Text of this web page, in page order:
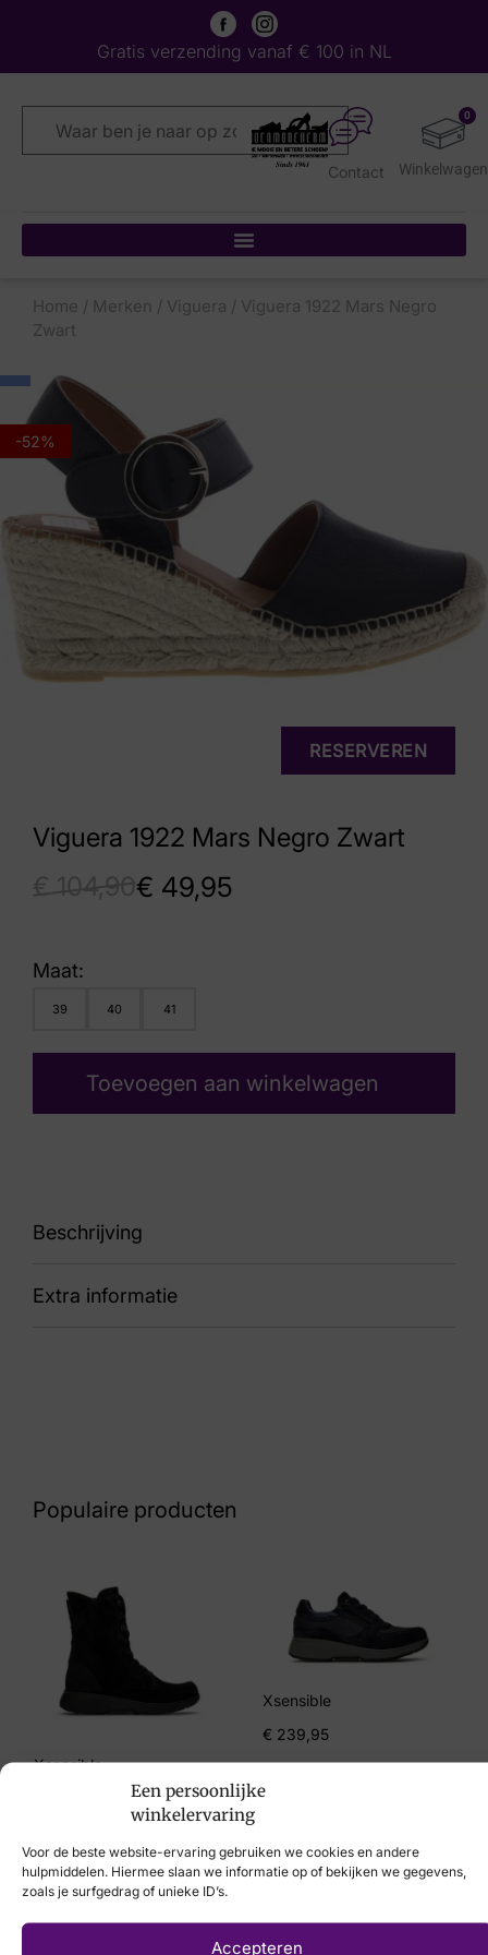
Een persoonlijke
winkelervaring
Voor de beste website-ervaring gebruiken we cookies en andere
hulpmiddelen. Hiermee slaan we informatie op of bekijken we gegevens,
zoals je surfgedrag of unieke ID’s.
Accepteren
Gratis verzending vanaf € 100 in NL
0
Contact
Home / Merken / Viguera / Viguera 1922 Mars Negro
Zwart
-52%
Viguera 1922 Mars Negro Zwart
€ 49,95
RESERVEREN
Maat:
39 40 41
Toevoegen aan winkelwagen
Beschrijving
87 1922 Mars Negro
Extra informatie
Merk
Viguera
Artikelnummer
Populaire producten
Xsensible
Xsensible
€ 239,95
Laat uw voeten